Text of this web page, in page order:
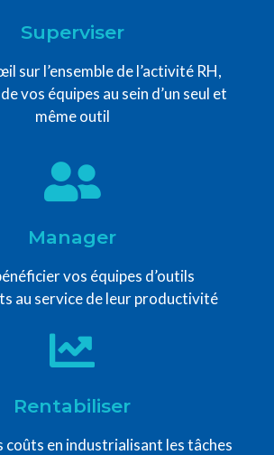
Superviser
sur l’ensemble de l’activité RH,
vos équipes au sein d’un seul et
même outil
Manager
vos équipes d’outils
au service de leur productivité
Rentabiliser
coûts en industrialisant les tâches